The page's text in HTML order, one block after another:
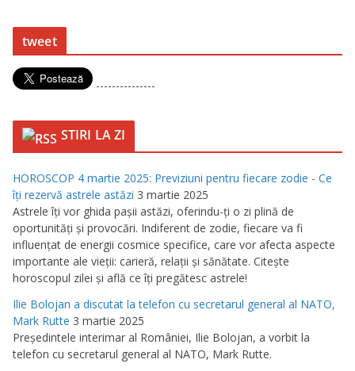
tweet
---------------
STIRI LA ZI
HOROSCOP 4 martie 2025: Previziuni pentru fiecare zodie - Ce
îţi rezervă astrele astăzi 3 martie 2025
Astrele îţi vor ghida paşii astăzi, oferindu-ţi o zi plină de
oportunităţi şi provocări. Indiferent de zodie, fiecare va fi
influenţat de energii cosmice specifice, care vor afecta aspecte
importante ale vieţii: carieră, relaţii şi sănătate. Citeşte
horoscopul zilei şi află ce îţi pregătesc astrele!
Ilie Bolojan a discutat la telefon cu secretarul general al NATO,
Mark Rutte 3 martie 2025
Preşedintele interimar al României, Ilie Bolojan, a vorbit la
telefon cu secretarul general al NATO, Mark Rutte.